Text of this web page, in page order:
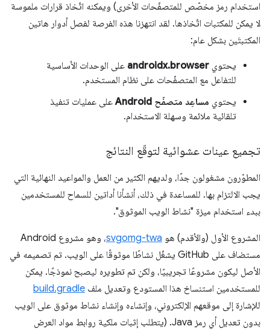
استخدام رمز مخصّص للمتصفّحات الأخرى) ويمكنه اتّخاذ قرارات ملموسة
لا يمكن للمكتبات اتّخاذها. لقد انتهزنا هذه الفرصة لفصل أدوار هاتين
المكتبتَين بشكل عام:
يحتوي androidx.browser على الوحدات الأساسية
للتفاعل مع المتصفّحات على نظام المستخدم.
يحتوي مساعِد متصفّح Android
على عمليات تنفيذ
تلقائية ملائمة وسهلة الاستخدام.
تجميع عينات عشوائية لتوقّع النتائج
المطوّرون مشغولون جدًا، ولديهم الكثير من العمل والمواعيد النهائية التي
يجب الالتزام بها. للمساعدة في ذلك، أنشأنا أداتين للسماح للمستخدمين
ببدء استخدام ميزة "نشاط الويب الموثوق".
المشروع الأول (والأقدم) هو svgomg-twa
، وهو مشروع Android
مستضاف على GitHub يشغّل نشاطًا موثوقًا على الويب. تم تصميمه في
الأصل ليكون مشروعًا تجريبيًا، ولكن تم تطويره ليصبح نموذجًا. يمكن
للمستخدمين استنساخ هذا المستودع وتعديل ملف build.gradle
للإشارة إلى موقعهم الإلكتروني، وإنشاءه وإنشاء نشاط موثوق على الويب
بدون تعديل أي رمز Java. (يتطلب إثبات ملكية روابط مواد العرض